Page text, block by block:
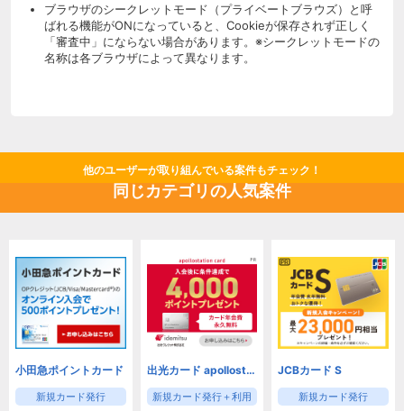
ブラウザのシークレットモード（プライベートブラウズ）と呼
ばれる機能がONになっていると、Cookieが保存されず正しく
「審査中」にならない場合があります。※シークレットモードの
名称は各ブラウザによって異なります。
他のユーザーが取り組んでいる案件もチェック！
同じカテゴリの人気案件
小田急ポイントカード
新規カード発行
出光カード apollostation card（旧まいどプラスカード）
新規カード発行＋利用
JCBカード S
新規カード発行